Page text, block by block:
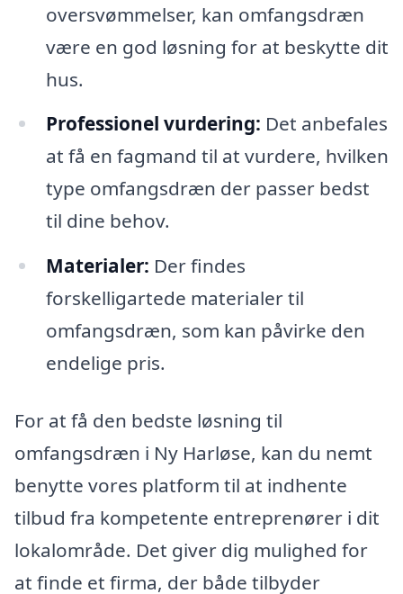
oversvømmelser, kan omfangsdræn
være en god løsning for at beskytte dit
hus.
Professionel vurdering: Det anbefales
at få en fagmand til at vurdere, hvilken
type omfangsdræn der passer bedst
til dine behov.
Materialer: Der findes
forskelligartede materialer til
omfangsdræn, som kan påvirke den
endelige pris.
For at få den bedste løsning til
omfangsdræn i Ny Harløse, kan du nemt
benytte vores platform til at indhente
tilbud fra kompetente entreprenører i dit
lokalområde. Det giver dig mulighed for
at finde et firma, der både tilbyder